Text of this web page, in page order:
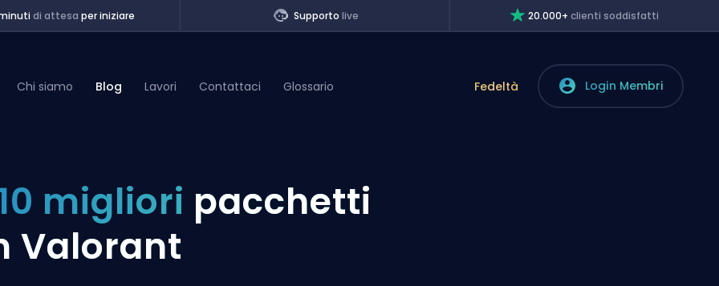
di attesa per iniziare Supporto live 20.000+clienti soddisfatti
Chi siamo Blog Lavori Contattaci Glossario Fedeltà Login Membri
migliori pacchetti
Valorant